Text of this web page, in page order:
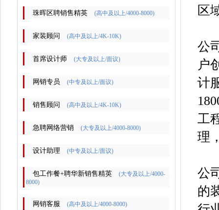
珠晖区聘销售精英 (高中及以上/4000-8000)
家装顾问 (高中及以上/4K-10K)
首席设计师 (大专及以上/面议)
网销专员 (中专及以上/面议)
销售顾问 (高中及以上/4K-10K)
急聘网络营销 (大专及以上/4000-8000)
设计助理 (中专及以上/面议)
包工作餐+聘华新销售精英
(大专及以上/4000-
8000)
网销客服 (高中及以上/4000-8000)
区
公
户
计
工
理
公
的